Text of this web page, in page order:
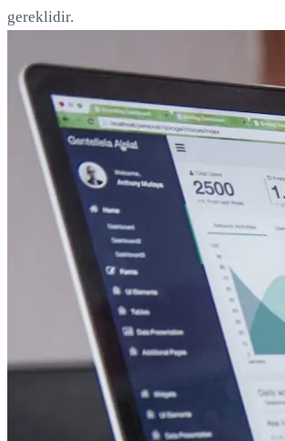
gereklidir.